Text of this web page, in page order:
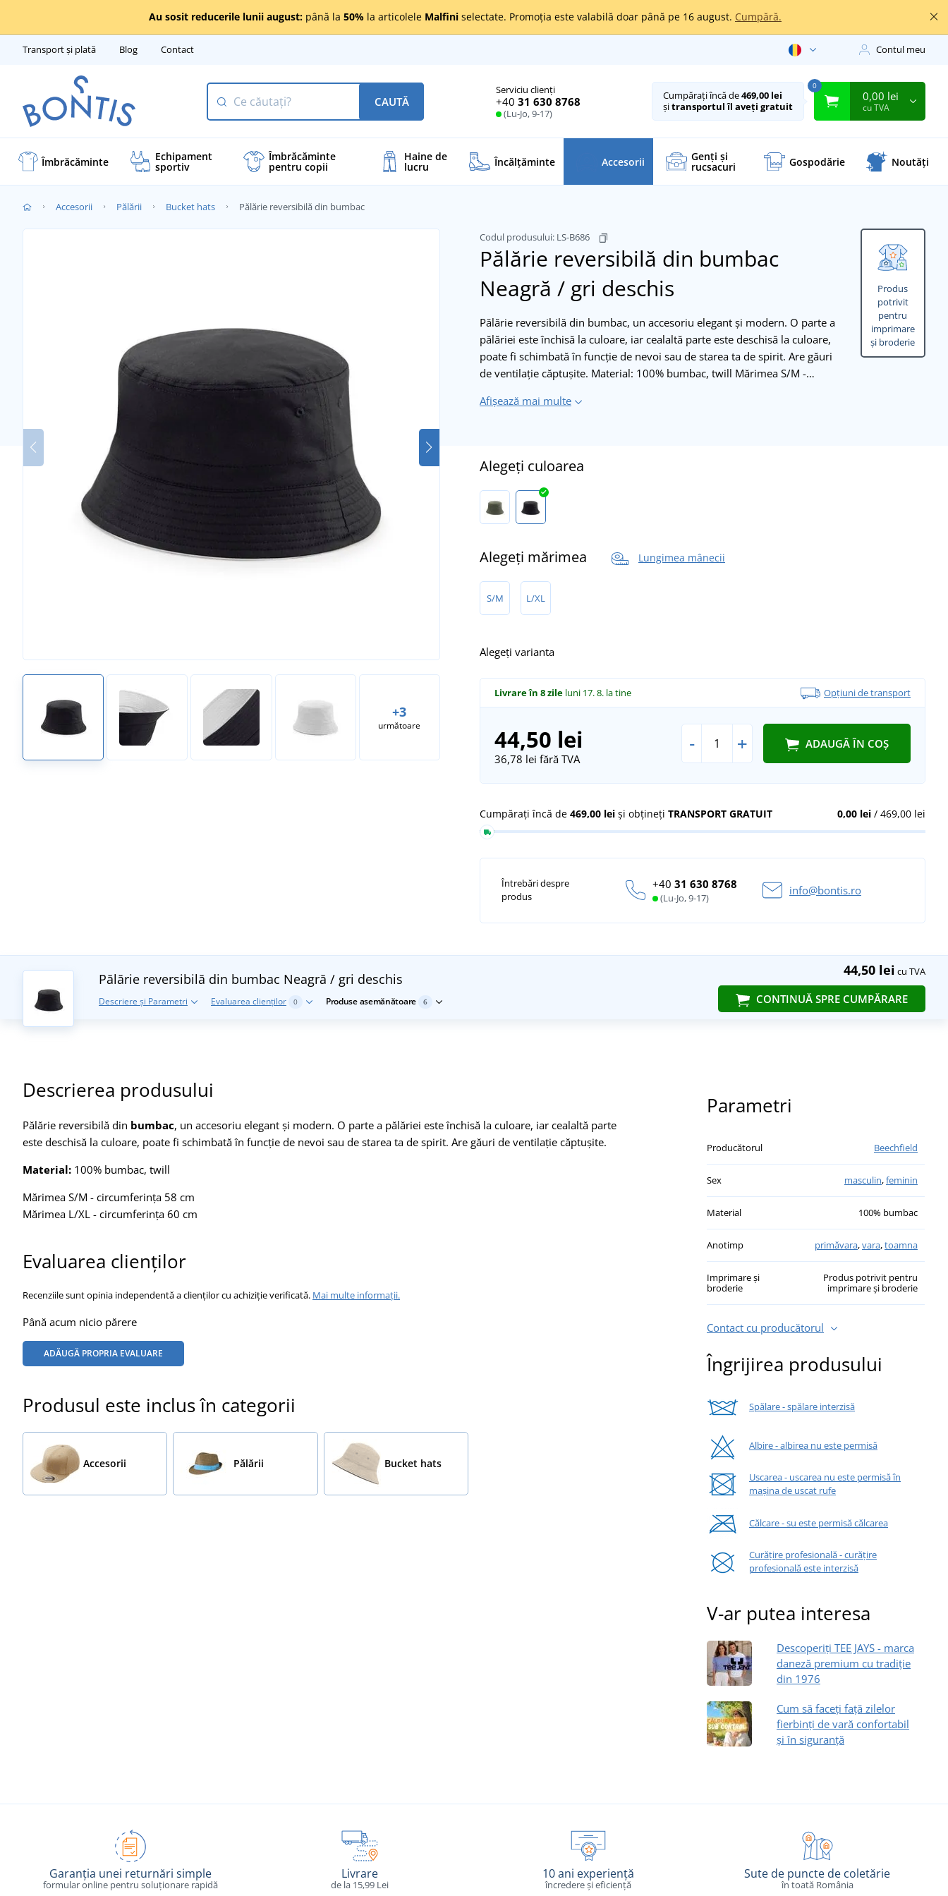
Au sosit reducerile lunii august: până la 50% la articolele Malfini selectate. Promoția este valabilă doar până pe 16 august. Cumpără.
Transport și plată Blog Contact Contul meu
Serviciu clienți
+40 31 630 8768
(Lu-Jo, 9-17)
CAUTĂ Cumpărați încă de469,00 lei
șitransportul îl aveți gratuit
0
0,00 lei
cu TVA
Îmbrăcăminte Echipament
sportiv
Îmbrăcăminte
pentru copii
Haine de
lucru Încălţăminte Accesorii Genți și
rucsacuri Gospodărie Noutăți
Accesorii Pălării Bucket hats Pălărie reversibilă din bumbac
Produs
potrivit
pentru
imprimare
și broderie
Codul produsului: LS-B686
Pălărie reversibilă din bumbac
Neagră / gri deschis
+3
următoare
Pălărie reversibilă din bumbac, un accesoriu elegant și modern. O parte a
pălăriei este închisă la culoare, iar cealaltă parte este deschisă la culoare,
poate fi schimbată în funcție de nevoi sau de starea ta de spirit. Are găuri
de ventilație căptușite. Material: 100% bumbac, twill Mărimea S/M -…
Afișează mai multe
Alegeți culoarea
Alegeți mărimea Lungimea mânecii
S/M L/XL
Alegeți varianta
Livrare în 8 zile luni 17. 8. la tine Opțiuni de transport
44,50 lei
36,78 lei fără TVA
- + ADAUGĂ ÎN COȘ
0,00 lei/ 469,00 lei
Cumpărați încă de 469,00 lei și obțineți TRANSPORT GRATUIT
Întrebări despre
produs
+40 31 630 8768
(Lu-Jo, 9-17)
info@bontis.ro
44,50 lei cu TVA
CONTINUĂ SPRE CUMPĂRARE
Pălărie reversibilă din bumbac Neagră / gri deschis
Descriere și Parametri Evaluarea clienților 0 Produse asemănătoare 6
Descrierea produsului
Pălărie reversibilă din bumbac, un accesoriu elegant și modern. O parte a pălăriei este închisă la culoare, iar cealaltă parte
este deschisă la culoare, poate fi schimbată în funcție de nevoi sau de starea ta de spirit. Are găuri de ventilație căptușite.
Material: 100% bumbac, twill
Mărimea S/M - circumferința 58 cm
Mărimea L/XL - circumferința 60 cm
Evaluarea clienților
Recenziile sunt opinia independentă a clienților cu achiziție verificată. Mai multe informații.
Până acum nicio părere
ADĂUGĂ PROPRIA EVALUARE
Produsul este inclus în categorii
Accesorii Pălării Bucket hats
Parametri
Producătorul Beechfield
Sex masculin,feminin
Material 100% bumbac
Anotimp primăvara,vara,toamna
Imprimare și
broderie
Produs potrivit pentru
imprimare și broderie
Contact cu producătorul
Îngrijirea produsului
Spălare - spălare interzisă
Albire - albirea nu este permisă
Uscarea - uscarea nu este permisă în
mașina de uscat rufe
Călcare - su este permisă călcarea
Curățire profesională - curățire
profesională este interzisă
V-ar putea interesa
Descoperiți TEE JAYS - marca
daneză premium cu tradiție
din 1976
Cum să faceți față zilelor
fierbinți de vară confortabil
și în siguranță
Garanția unei returnări simple
formular online pentru soluționare rapidă
Livrare
de la 15,99 Lei
10 ani experiență
încredere și eficiență
Sute de puncte de coletărie
în toată România